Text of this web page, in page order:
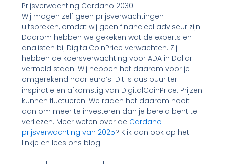
Prijsverwachting Cardano 2030
Wij mogen zelf geen prijsverwachtingen
uitspreken, omdat wij geen financieel adviseur zijn.
Daarom hebben we gekeken wat de experts en
analisten bij DigitalCoinPrice verwachten. Zij
hebben de koersverwachting voor ADA in Dollar
vermeld staan. Wij hebben het daarom voor je
omgerekend naar euro’s. Dit is dus puur ter
inspiratie en afkomstig van DigitalCoinPrice. Prijzen
kunnen fluctueren. We raden het daarom nooit
aan om meer te investeren dan je bereid bent te
verliezen. Meer weten over de Cardano
prijsverwachting van 2025? Klik dan ook op het
linkje en lees ons blog.